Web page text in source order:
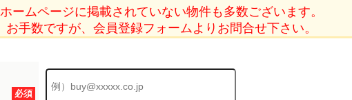
ホームページに掲載されていない物件も多数ございます。
お手数ですが、会員登録フォームよりお問合せ下さい。
必須